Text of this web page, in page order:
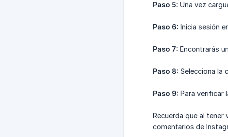
Paso 5: Una vez
Paso 6: Inicia sesión
Paso 7: Encontrarás
Paso 8: Selecciona la
Paso 9: Para verificar
Recuerda que al
comentarios de